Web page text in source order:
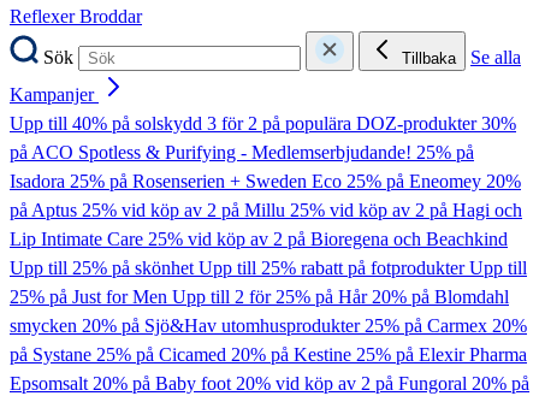
ReflexerBroddar
Sök
Tillbaka
Se alla
Kampanjer
Upp till 40% på solskydd 3 för 2 på populära DOZ-produkter30%
på ACO Spotless & Purifying - Medlemserbjudande! 25% på
Isadora 25% på Rosenserien + Sweden Eco 25% på Eneomey 20%
på Aptus 25% vid köp av 2 på Millu 25% vid köp av 2 på Hagi och
Lip Intimate Care 25% vid köp av 2 på Bioregena och Beachkind
Upp till 25% på skönhetUpp till 25% rabatt på fotprodukterUpp till
25% på Just for Men Upp till 2 för 25% på Hår20% på Blomdahl
smycken 20% på Sjö&Hav utomhusprodukter25% på Carmex 20%
på Systane 25% på Cicamed 20% på Kestine 25% på Elexir Pharma
Epsomsalt20% på Baby foot20% vid köp av 2 på Fungoral 20% på